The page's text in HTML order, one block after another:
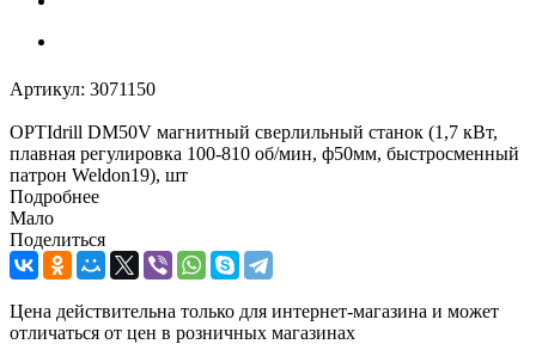
Артикул: 3071150
OPTIdrill DM50V магнитный сверлильный станок (1,7 кВт,
плавная регулировка 100-810 об/мин, ф50мм, быстросменный
патрон Weldon19), шт
Подробнее
Мало
Поделиться
Цена действительна только для интернет-магазина и может
отличаться от цен в розничных магазинах